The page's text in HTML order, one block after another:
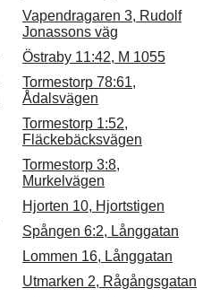
Vapendragaren 3, Rudolf
Jonassons väg
Östraby 11:42, M 1055
Tormestorp 78:61,
Ådalsvägen
Tormestorp 1:52,
Fläckebäcksvägen
Tormestorp 3:8,
Murkelvägen
Hjorten 10, Hjortstigen
Spången 6:2, Långgatan
Lommen 16, Långgatan
Utmarken 2, Rågångsgatan